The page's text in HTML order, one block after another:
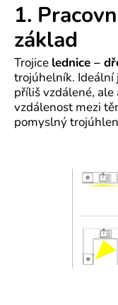
1.
základ
Trojice lednice –
trojúhelník. Ideální
příliš vzdálené,
vzdálenost mezi
pomyslný